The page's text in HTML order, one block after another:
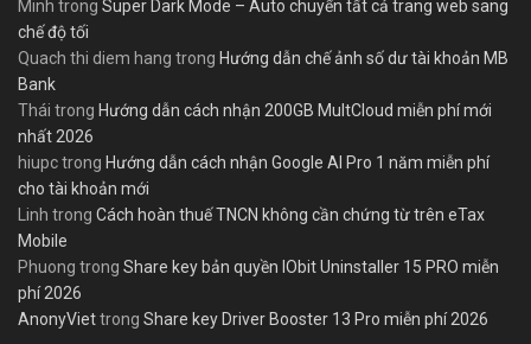
Minh trong Super Dark Mode – Auto chuyển tất cả trang web sang
chế độ tối
Quach thi diem hang trong Hướng dẫn chế ảnh số dư tài khoản MB
Bank
Thái trong Hướng dẫn cách nhận 200GB MultCloud miễn phí mới
nhất 2026
hiupctrong Hướng dẫn cách nhận Google AI Pro 1 năm miễn phí
cho tài khoản mới
Linh trong Cách hoàn thuế TNCN không cần chứng từ trên eTax
Mobile
Phuong trong Share key bản quyền IObit Uninstaller 15 PRO miễn
phí 2026
AnonyViettrong Share key Driver Booster 13 Pro miễn phí 2026